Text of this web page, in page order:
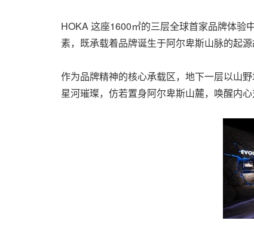
HOKA 这座1600㎡的三层全球首家品牌体验
素，既承载着品牌诞生于阿尔卑斯山脉的起
作为品牌精神的核心承载区，地下一层以山
星河璀璨，仿若置身阿尔卑斯山麓，唤醒内心